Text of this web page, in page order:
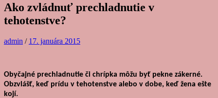
Ako zvládnuť prechladnutie v
tehotenstve?
admin / 17. januára 2015
Obyčajné prechladnutie či chrípka môžu byť pekne zákerné.
Obzvlášť, keď prídu v tehotenstve alebo v dobe, keď žena ešte
kojí.